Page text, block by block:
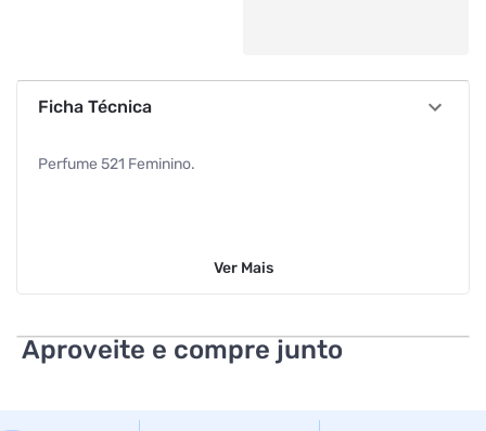
Ficha Técnica
Perfume 521 Feminino.
Ver Mais
Aproveite e compre junto